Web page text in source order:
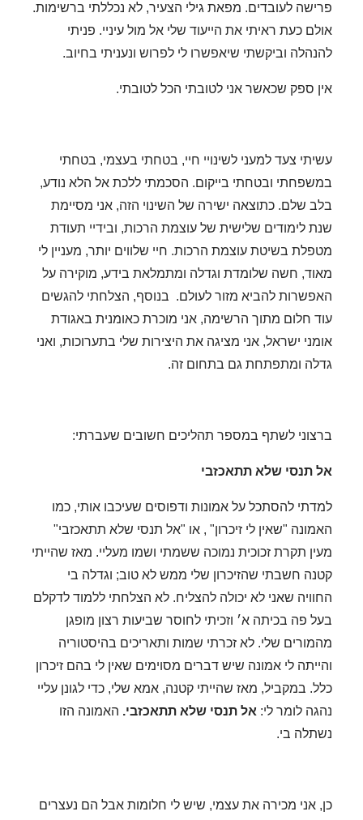
פרישה לעובדים. מפאת גילי הצעיר, לא נכללתי ברשימות.
אולם כעת ראיתי את הייעוד שלי אל מול עיניי. פניתי
להנהלה וביקשתי שיאפשרו לי לפרוש ונעניתי בחיוב.
אין ספק שכאשר אני לטובתי הכל לטובתי.
עשיתי צעד למעני לשינויי חיי, בטחתי בעצמי, בטחתי
במשפחתי ובטחתי בייקום. הסכמתי ללכת אל הלא נודע,
בלב שלם. כתוצאה ישירה של השינוי הזה, אני מסיימת
שנת לימודים שלישית של עוצמת הרכות, ובידיי תעודת
מטפלת בשיטת עוצמת הרכות. חיי שלווים יותר, מעניין לי
מאוד, חשה שלומדת וגדלה ומתמלאת בידע, מוקירה על
האפשרות להביא מזור לעולם. בנוסף, הצלחתי להגשים
עוד חלום מתוך הרשימה, אני מוכרת כאומנית באגודת
אומני ישראל, אני מציגה את היצירות שלי בתערוכות, ואני
גדלה ומתפתחת גם בתחום זה.
ברצוני לשתף במספר תהליכים חשובים שעברתי:
אל תנסי שלא תתאכזבי
למדתי להסתכל על אמונות ודפוסים שעיכבו אותי, כמו
האמונה "שאין לי זיכרון" , או "אל תנסי שלא תתאכזבי"
מעין תקרת זכוכית נמוכה ששמתי ושמו מעליי. מאז שהייתי
קטנה חשבתי שהזיכרון שלי ממש לא טוב; וגדלה בי
החוויה שאני לא יכולה להצליח. לא הצלחתי ללמוד לדקלם
בעל פה בכיתה א׳ וזכיתי לחוסר שביעות רצון מופגן
מהמורים שלי. לא זכרתי שמות ותאריכים בהיסטוריה
והייתה לי אמונה שיש דברים מסוימים שאין לי בהם זיכרון
כלל. במקביל, מאז שהייתי קטנה, אמא שלי, כדי לגונן עליי
נהגה לומר לי: אל תנסי שלא תתאכזבי. האמונה הזו
נשתלה בי.
כן, אני מכירה את עצמי, שיש לי חלומות אבל הם נעצרים